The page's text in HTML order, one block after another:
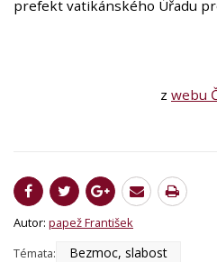
prefekt vatikánského Úřadu
z webu
Autor: papež František
Témata:
Bezmoc, slabost